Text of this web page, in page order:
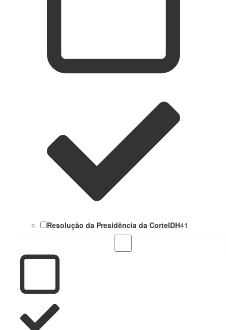
Resolução da Presidência da CorteIDH41